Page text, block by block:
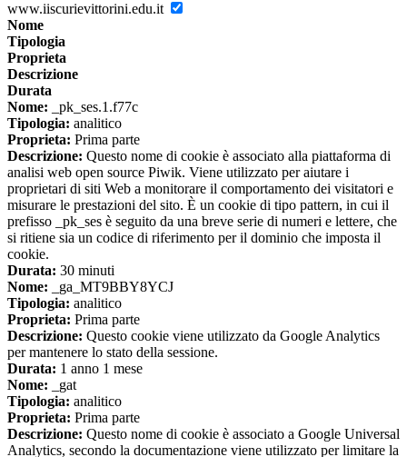
www.iiscurievittorini.edu.it
Nome
Tipologia
Proprieta
Descrizione
Durata
Nome: _pk_ses.1.f77c
Tipologia: analitico
Proprieta: Prima parte
Descrizione: Questo nome di cookie è associato alla piattaforma di
analisi web open source Piwik. Viene utilizzato per aiutare i
proprietari di siti Web a monitorare il comportamento dei visitatori e
misurare le prestazioni del sito. È un cookie di tipo pattern, in cui il
prefisso _pk_ses è seguito da una breve serie di numeri e lettere, che
si ritiene sia un codice di riferimento per il dominio che imposta il
cookie.
Durata: 30 minuti
Nome: _ga_MT9BBY8YCJ
Tipologia: analitico
Proprieta: Prima parte
Descrizione: Questo cookie viene utilizzato da Google Analytics
per mantenere lo stato della sessione.
Durata: 1 anno 1 mese
Nome: _gat
Tipologia: analitico
Proprieta: Prima parte
Descrizione: Questo nome di cookie è associato a Google Universal
Analytics, secondo la documentazione viene utilizzato per limitare la